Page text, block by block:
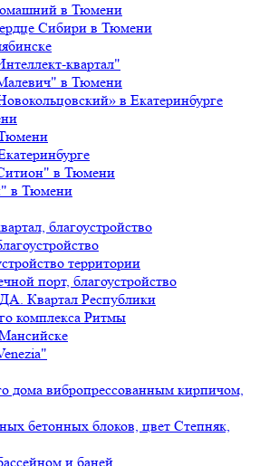
в Тюмени
Сибири в Тюмени
квартал"
в Тюмени
в Екатеринбурге
в Тюмени
в Тюмени
благоустройство
территории
порт, благоустройство
Квартал Республики
комплекса Ритмы
дома вибропрессованным кирпичом,
бетонных блоков, цвет Степняк,
и баней